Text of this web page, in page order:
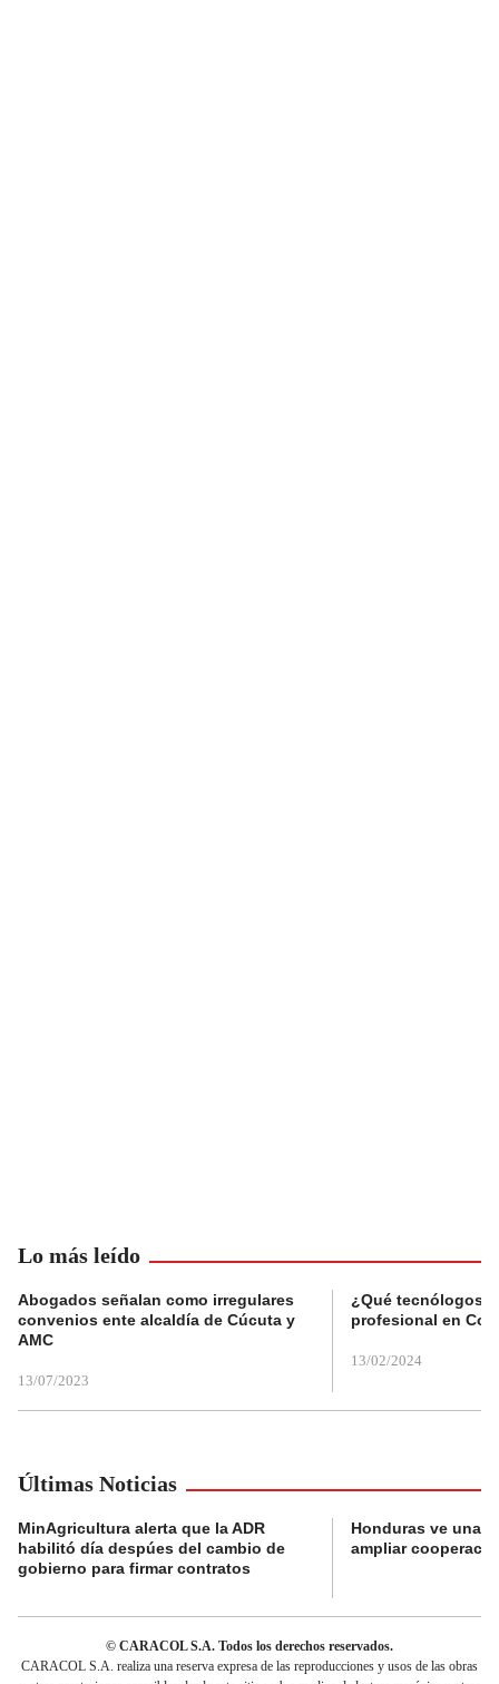
Lo más leído
Abogados señalan como irregulares
convenios ente alcaldía de Cúcuta y
AMC
13/07/2023
¿Qué tecnólogos
profesional en
13/02/2024
Últimas Noticias
MinAgricultura alerta que la ADR
habilitó día despúes del cambio de
gobierno para firmar contratos
Honduras ve una
ampliar
© CARACOL S.A. Todos los derechos reservados.
CARACOL S.A. realiza una reserva expresa de las reproducciones y usos de las obras